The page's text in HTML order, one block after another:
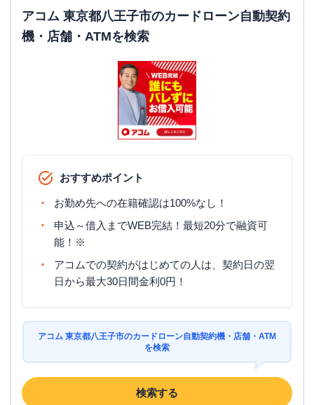
アコム 東京都八王子市のカードローン自動契約
機・店舗・ATMを検索
おすすめポイント
お勤め先への在籍確認は100%なし！
申込～借入までWEB完結！最短20分で融資可
能！※
アコムでの契約がはじめての人は、契約日の翌
日から最大30日間金利0円！
アコム 東京都八王子市のカードローン自動契約機・店舗・ATM
を検索
検索する